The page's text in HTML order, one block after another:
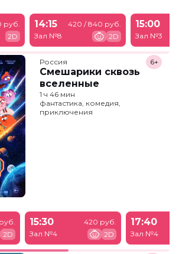
руб.
2D
14:15
Зал №8
420 / 840 руб.
2D
15:00
Зал №3
Россия
Смешарики сквозь
вселенные
6+
1 ч 46 мин
фантастика, комедия,
приключения
2D
15:30
Зал №4
420 руб.
2D
17:40
Зал №4